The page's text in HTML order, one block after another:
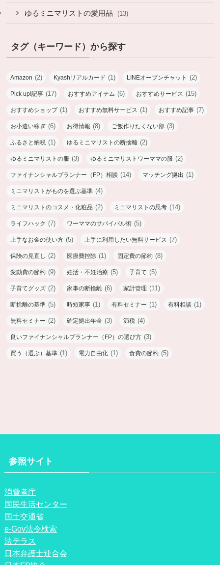
ゆるミニマリストの愛用品 (13)
タグ（キーワード）から探す
Amazon (2) Kyashリアルカード (1) LINEオープンチャット (2)
Pick up!記事 (17) おすすめアイテム (6) おすすめサービス (15)
おすすめショップ (1) おすすめ無料サービス (1) おすすめ記事 (7)
お小遣い稼ぎ (6) お得情報 (8) ご飯作りたくない部 (3)
ふるさと納税 (1) ゆるミニマリストの断捨離 (2)
ゆるミニマリストの服 (3) ゆるミニマリストワーママの服 (2)
ファイナンシャルプランナー（FP）相談 (14) マッチング拠出 (1)
ミニマリストがものを選ぶ基準 (4)
ミニマリストのコスメ・化粧品 (2) ミニマリストの思考 (14)
ライフハック (7) ワーママのサバイバル術 (5)
上手なお金の使い方 (5) 上手に利用したい無料サービス (7)
保険の見直し (2) 医療費控除 (1) 固定費の節約 (8)
変動費の節約 (9) 妊活・不妊治療 (5) 子育て (5)
子育てグッズ (2) 家事の断捨離 (6) 家計管理 (11)
断捨離の基準 (5) 時短家事 (1) 有料セミナー (1) 有料相談 (1)
無料セミナー (2) 確定拠出年金 (3) 節税 (4)
良いファイナンシャルプランナー（FP）の選び方 (3)
買う（選ぶ）基準 (1) 電力自由化 (1) 食費の節約 (5)
参照サイト
消費者庁
国民生活センター
国土交通省
e-Gov法令検索
法テラス
日本弁護士連合会